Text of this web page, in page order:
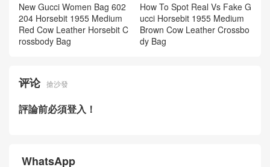
New Gucci Women Bag 602
204 Horsebit 1955 Medium
Red Cow Leather Horsebit C
rossbody Bag
How To Spot Real Vs Fake G
ucci Horsebit 1955 Medium
Brown Cow Leather Crossbo
dy Bag
评论 搶沙發
評論前必須登入！
WhatsApp